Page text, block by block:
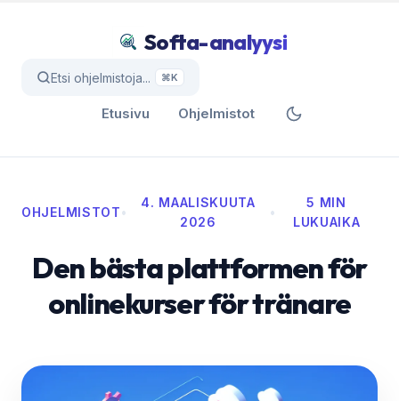
Softa-analyysi
Etsi ohjelmistoja... ⌘K
Etusivu Ohjelmistot
OHJELMISTOT•
4. MAALISKUUTA
2026
•
5 MIN
LUKUAIKA
Den bästa plattformen för
onlinekurser för tränare